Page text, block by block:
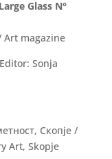
Glass N°
Art magazine
Sonja
Скопје /
Art, Skopje